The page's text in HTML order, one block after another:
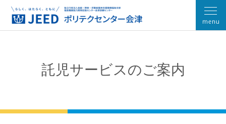
託児サービスのご案内